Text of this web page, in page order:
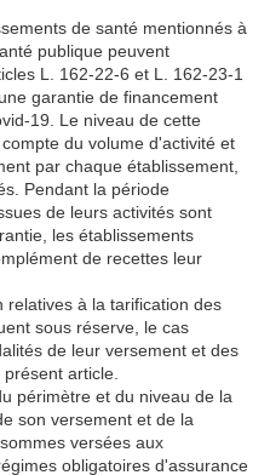
de santé mentionnés à
publique peuvent
L. 162-22-6 et L. 162-23-1
garantie de financement
19. Le niveau de cette
du volume d'activité et
par chaque établissement,
Pendant la période
de leurs activités sont
les établissements
de recettes leur
relatives à la tarification des
sous réserve, le cas
de leur versement et des
article.
périmètre et du niveau de la
son versement et de la
versées aux
obligatoires d'assurance